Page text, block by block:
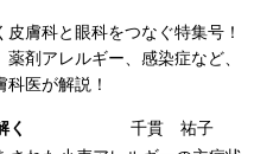
膚科と眼科をつなぐ特集号！
剤アレルギー、感染症など、
医が解説！
く
千貫 祐子